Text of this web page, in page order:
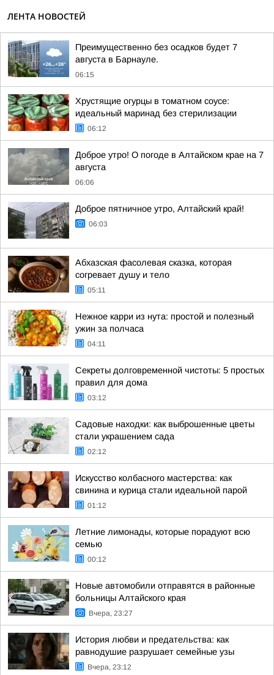
ЛЕНТА НОВОСТЕЙ
Преимущественно без осадков будет 7
августа в Барнауле.
06:15
Хрустящие огурцы в томатном соусе:
идеальный маринад без стерилизации
06:12
Доброе утро! О погоде в Алтайском крае на 7
августа
06:06
Доброе пятничное утро, Алтайский край!
06:03
Абхазская фасолевая сказка, которая
согревает душу и тело
05:11
Нежное карри из нута: простой и полезный
ужин за полчаса
04:11
Секреты долговременной чистоты: 5 простых
правил для дома
03:12
Садовые находки: как выброшенные цветы
стали украшением сада
02:12
Искусство колбасного мастерства: как
свинина и курица стали идеальной парой
01:12
Летние лимонады, которые порадуют всю
семью
00:12
Новые автомобили отправятся в районные
больницы Алтайского края
Вчера, 23:27
История любви и предательства: как
равнодушие разрушает семейные узы
Вчера, 23:12